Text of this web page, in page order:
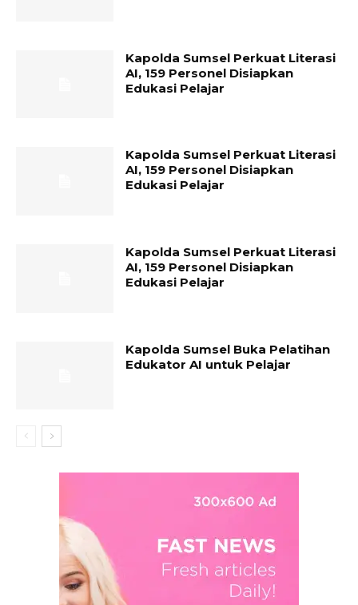
Kapolda Sumsel Perkuat Literasi
AI, 159 Personel Disiapkan
Edukasi Pelajar
Kapolda Sumsel Perkuat Literasi
AI, 159 Personel Disiapkan
Edukasi Pelajar
Kapolda Sumsel Perkuat Literasi
AI, 159 Personel Disiapkan
Edukasi Pelajar
Kapolda Sumsel Buka Pelatihan
Edukator AI untuk Pelajar